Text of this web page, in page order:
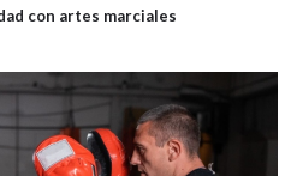
con artes marciales